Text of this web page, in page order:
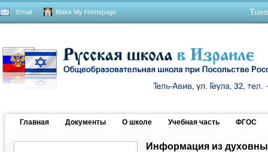
Email Make My Homepage
Главная Документы О школе Учебная часть ФГОС
Информация из